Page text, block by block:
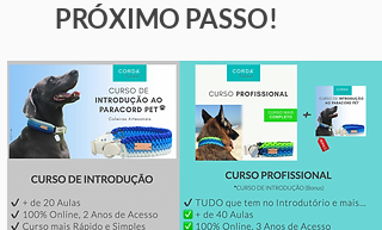
PRÓXIMO PASSO!